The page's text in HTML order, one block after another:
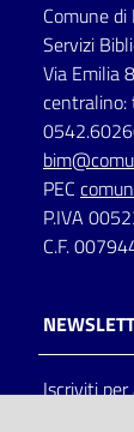
Seguici
su
Comune
Servizi
Via Emilia
PEC
P.IVA
C.F.
Iscriviti